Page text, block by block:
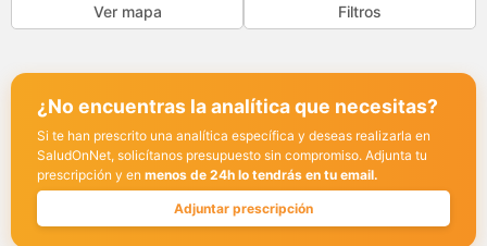
Ver mapa Filtros
¿No encuentras la analítica que necesitas?
Si te han prescrito una analítica específica y deseas realizarla en
SaludOnNet, solicítanos presupuesto sin compromiso. Adjunta tu
prescripción y en menos de 24h lo tendrás en tu email.
Adjuntar prescripción